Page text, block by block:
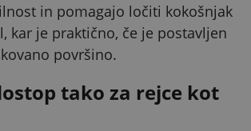
in pomagajo ločiti kokošnjak
kar je praktično, če je postavljen
površino.
tako za rejce kot